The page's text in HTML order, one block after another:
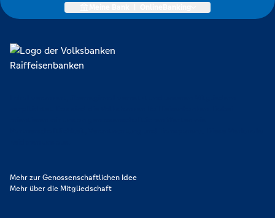
Mehr zur Genossenschaftlichen Idee
Mehr über die Mitgliedschaft